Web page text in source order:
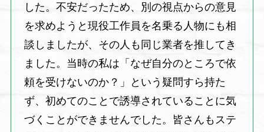
した。不安だったため、別の視点からの意見
を求めようと現役工作員を名乗る人物にも相
談しましたが、その人も同じ業者を推してき
ました。当時の私は「なぜ自分のところで依
頼を受けないのか？」という疑問すら持た
ず、初めてのことで誘導されていることに気
づくことができませんでした。皆さんもステ